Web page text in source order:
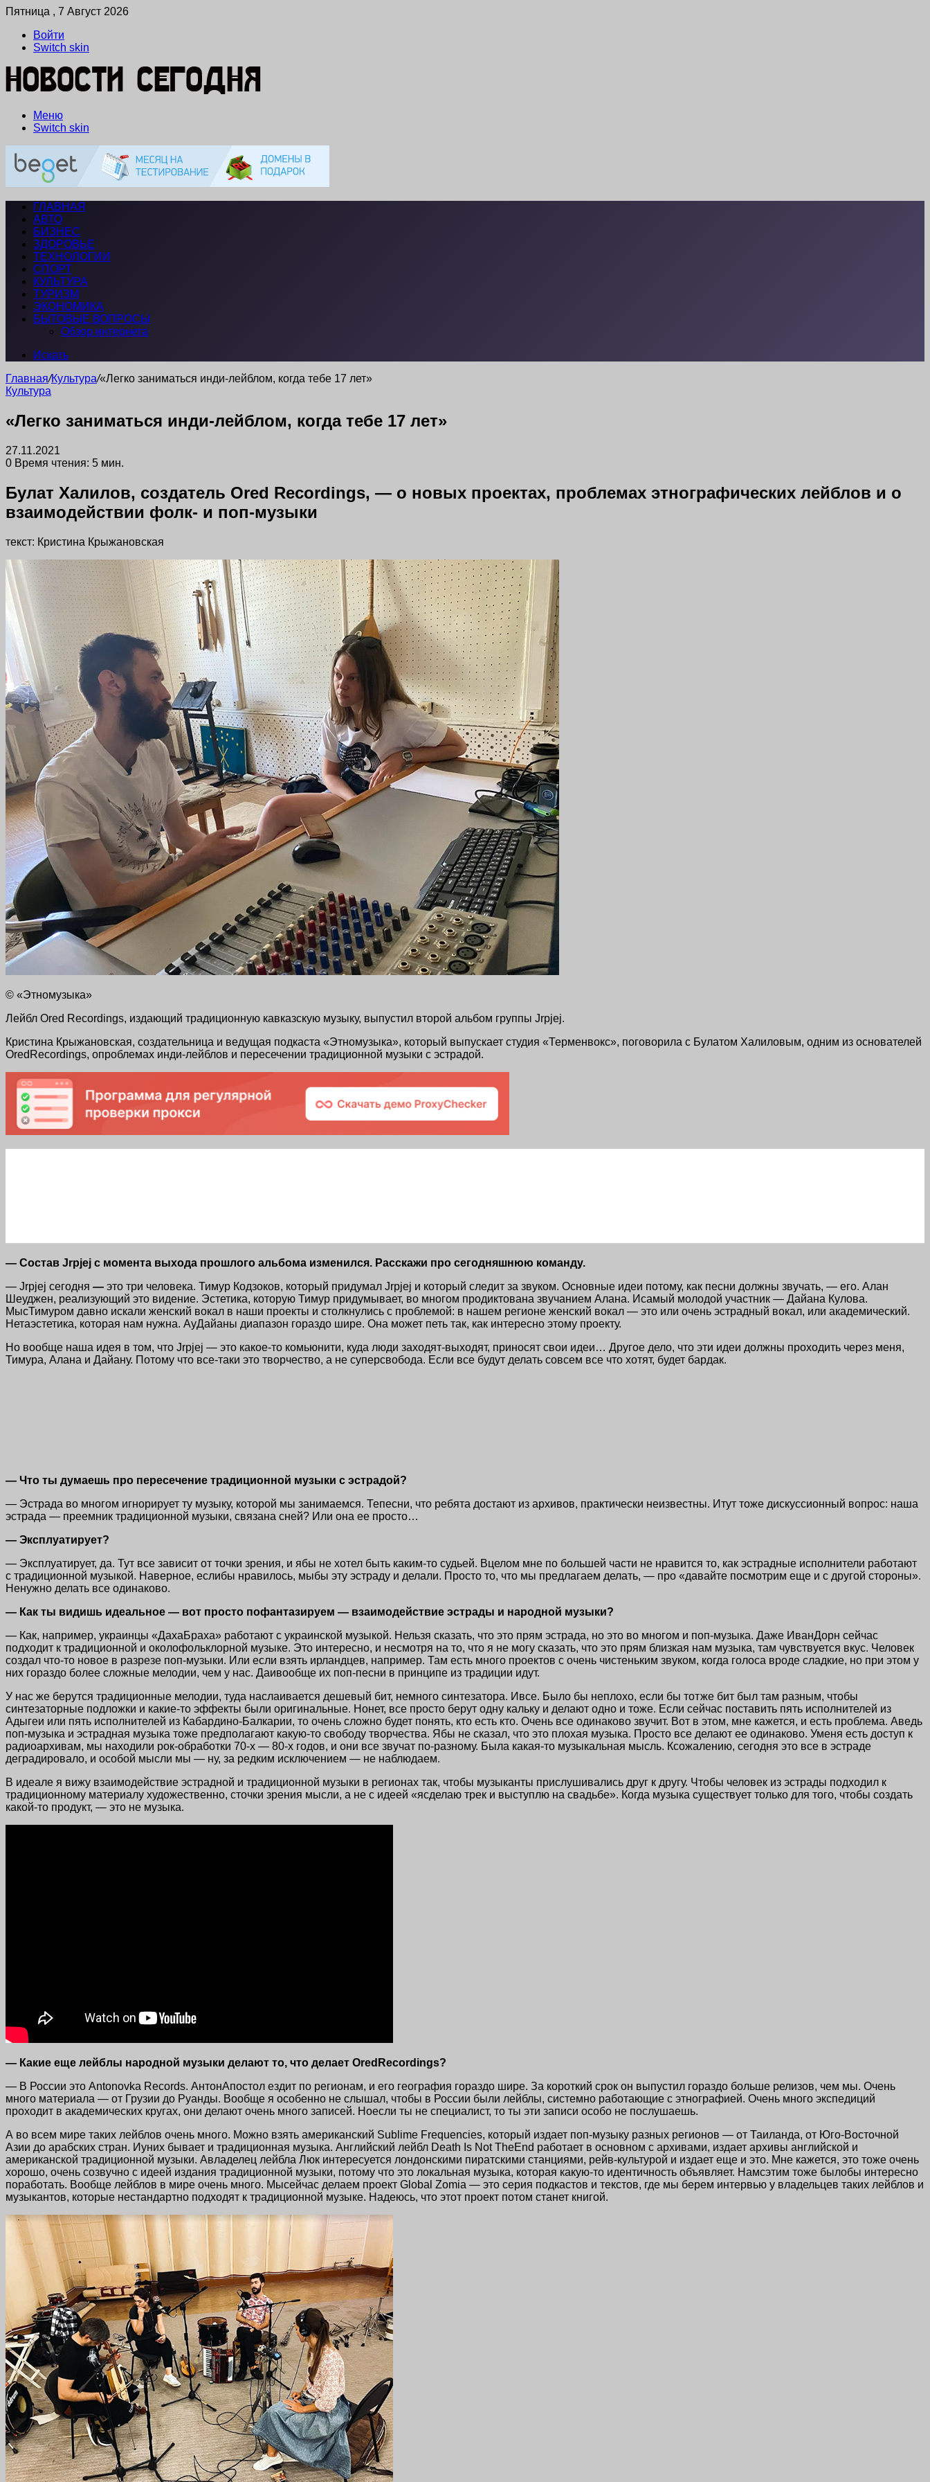
Пятница , 7 Август 2026
Войти
Switch skin
Меню
Switch skin
ГЛАВНАЯ
АВТО
БИЗНЕС
ЗДОРОВЬЕ
ТЕХНОЛОГИИ
СПОРТ
КУЛЬТУРА
ТУРИЗМ
ЭКОНОМИКА
БЫТОВЫЕ ВОПРОСЫ
Обзор интернета
Искать
Главная/Культура/«Легко заниматься инди-лейблом, когда тебе 17 лет»
Культура
«Легко заниматься инди-лейблом, когда тебе 17 лет»
27.11.2021
0 Время чтения: 5 мин.
Булат Халилов, создатель Ored Recordings, — о новых проектах, проблемах этнографических лейблов и о
взаимодействии фолк- и поп-музыки
текст: Кристина Крыжановская
© «Этномузыка»
Лейбл Ored Recordings, издающий традиционную кавказскую музыку, выпустил второй альбом группы Jrpjej.
Кристина Крыжановская, создательница и ведущая подкаста «Этномузыка», который выпускает студия «Терменвокс», поговорила с Булатом Халиловым, одним из основателей
OredRecordings, опроблемах инди-лейблов и пересечении традиционной музыки с эстрадой.
— Состав Jrpjej с момента выхода прошлого альбома изменился. Расскажи про сегодняшнюю команду.
— Jrpjej сегодня — это три человека. Тимур Кодзоков, который придумал Jrpjej и который следит за звуком. Основные идеи потому, как песни должны звучать, — его. Алан
Шеуджен, реализующий это видение. Эстетика, которую Тимур придумывает, во многом продиктована звучанием Алана. Исамый молодой участник — Дайана Кулова.
МысТимуром давно искали женский вокал в наши проекты и столкнулись с проблемой: в нашем регионе женский вокал — это или очень эстрадный вокал, или академический.
Нетаэстетика, которая нам нужна. АуДайаны диапазон гораздо шире. Она может петь так, как интересно этому проекту.
Но вообще наша идея в том, что Jrpjej — это какое-то комьюнити, куда люди заходят-выходят, приносят свои идеи… Другое дело, что эти идеи должны проходить через меня,
Тимура, Алана и Дайану. Потому что все-таки это творчество, а не суперсвобода. Если все будут делать совсем все что хотят, будет бардак.
— Что ты думаешь про пересечение традиционной музыки с эстрадой?
— Эстрада во многом игнорирует ту музыку, которой мы занимаемся. Тепесни, что ребята достают из архивов, практически неизвестны. Итут тоже дискуссионный вопрос: наша
эстрада — преемник традиционной музыки, связана сней? Или она ее просто…
— Эксплуатирует?
— Эксплуатирует, да. Тут все зависит от точки зрения, и ябы не хотел быть каким-то судьей. Вцелом мне по большей части не нравится то, как эстрадные исполнители работают
с традиционной музыкой. Наверное, еслибы нравилось, мыбы эту эстраду и делали. Просто то, что мы предлагаем делать, — про «давайте посмотрим еще и с другой стороны».
Ненужно делать все одинаково.
— Как ты видишь идеальное — вот просто пофантазируем — взаимодействие эстрады и народной музыки?
— Как, например, украинцы «ДахаБраха» работают с украинской музыкой. Нельзя сказать, что это прям эстрада, но это во многом и поп-музыка. Даже ИванДорн сейчас
подходит к традиционной и околофольклорной музыке. Это интересно, и несмотря на то, что я не могу сказать, что это прям близкая нам музыка, там чувствуется вкус. Человек
создал что-то новое в разрезе поп-музыки. Или если взять ирландцев, например. Там есть много проектов с очень чистеньким звуком, когда голоса вроде сладкие, но при этом у
них гораздо более сложные мелодии, чем у нас. Даивообще их поп-песни в принципе из традиции идут.
У нас же берутся традиционные мелодии, туда наслаивается дешевый бит, немного синтезатора. Ивсе. Было бы неплохо, если бы тотже бит был там разным, чтобы
синтезаторные подложки и какие-то эффекты были оригинальные. Нонет, все просто берут одну кальку и делают одно и тоже. Если сейчас поставить пять исполнителей из
Адыгеи или пять исполнителей из Кабардино-Балкарии, то очень сложно будет понять, кто есть кто. Очень все одинаково звучит. Вот в этом, мне кажется, и есть проблема. Аведь
поп-музыка и эстрадная музыка тоже предполагают какую-то свободу творчества. Ябы не сказал, что это плохая музыка. Просто все делают ее одинаково. Уменя есть доступ к
радиоархивам, мы находили рок-обработки 70-х — 80-х годов, и они все звучат по-разному. Была какая-то музыкальная мысль. Ксожалению, сегодня это все в эстраде
деградировало, и особой мысли мы — ну, за редким исключением — не наблюдаем.
В идеале я вижу взаимодействие эстрадной и традиционной музыки в регионах так, чтобы музыканты прислушивались друг к другу. Чтобы человек из эстрады подходил к
традиционному материалу художественно, сточки зрения мысли, а не с идеей «ясделаю трек и выступлю на свадьбе». Когда музыка существует только для того, чтобы создать
какой-то продукт, — это не музыка.
— Какие еще лейблы народной музыки делают то, что делает OredRecordings?
— В России это Antonovka Records. АнтонАпостол ездит по регионам, и его география гораздо шире. За короткий срок он выпустил гораздо больше релизов, чем мы. Очень
много материала — от Грузии до Руанды. Вообще я особенно не слышал, чтобы в России были лейблы, системно работающие с этнографией. Очень много экспедиций
проходит в академических кругах, они делают очень много записей. Ноесли ты не специалист, то ты эти записи особо не послушаешь.
А во всем мире таких лейблов очень много. Можно взять американский Sublime Frequencies, который издает поп-музыку разных регионов — от Таиланда, от Юго-Восточной
Азии до арабских стран. Иуних бывает и традиционная музыка. Английский лейбл Death Is Not TheEnd работает в основном с архивами, издает архивы английской и
американской традиционной музыки. Авладелец лейбла Люк интересуется лондонскими пиратскими станциями, рейв-культурой и издает еще и это. Мне кажется, это тоже очень
хорошо, очень созвучно с идеей издания традиционной музыки, потому что это локальная музыка, которая какую-то идентичность объявляет. Намсэтим тоже былобы интересно
поработать. Вообще лейблов в мире очень много. Мысейчас делаем проект Global Zomia — это серия подкастов и текстов, где мы берем интервью у владельцев таких лейблов и
музыкантов, которые нестандартно подходят к традиционной музыке. Надеюсь, что этот проект потом станет книгой.